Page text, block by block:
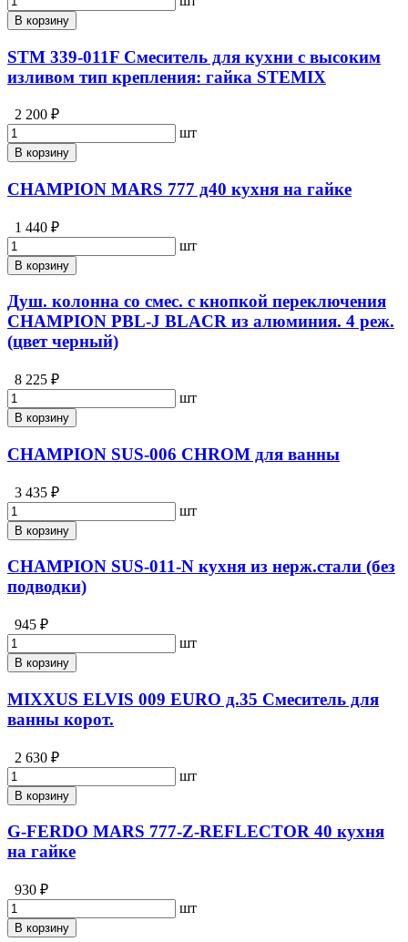
В корзину
STM 339-011F Смеситель для кухни с высоким
изливом тип крепления: гайка STEMIX
2 200 ₽
шт
В корзину
CHAMPION MARS 777 д40 кухня на гайке
1 440 ₽
шт
В корзину
Душ. колонна со смес. с кнопкой переключения
CHAMPION PBL-J BLACR из алюминия. 4 реж.
(цвет черный)
8 225 ₽
шт
В корзину
CHAMPION SUS-006 CHROM для ванны
3 435 ₽
шт
В корзину
CHAMPION SUS-011-N кухня из нерж.стали (без
подводки)
945 ₽
шт
В корзину
MIXXUS ELVIS 009 EURO д.35 Смеситель для
ванны корот.
2 630 ₽
шт
В корзину
G-FERDO MARS 777-Z-REFLECTOR 40 кухня
на гайке
930 ₽
шт
В корзину